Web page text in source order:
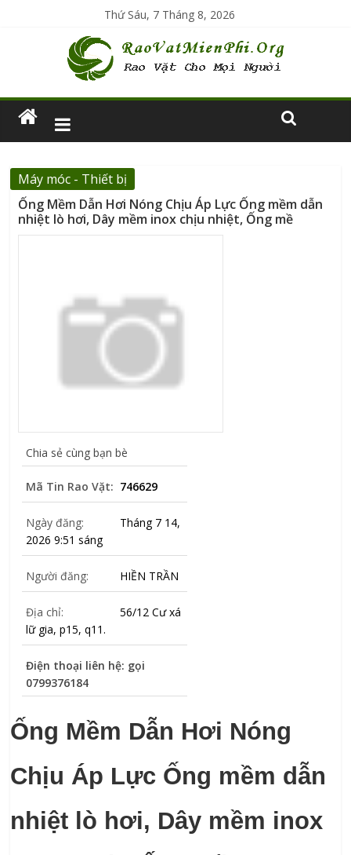
Thứ Sáu, 7 Tháng 8, 2026
Máy móc - Thiết bị
Ống Mềm Dẫn Hơi Nóng Chịu Áp Lực Ống mềm dẫn
nhiệt lò hơi, Dây mềm inox chịu nhiệt, Ống mề
Chia sẻ cùng bạn bè
Mã Tin Rao Vặt: 746629
Ngày đăng:
Tháng 7 14,
2026 9:51 sáng
Người đăng: HIỀN TRẦN
Địa chỉ:
56/12 Cư xá
lữ gia, p15, q11.
Điện thoại liên hệ: gọi
0799376184
Ống Mềm Dẫn Hơi Nóng
Chịu Áp Lực Ống mềm dẫn
nhiệt lò hơi, Dây mềm inox